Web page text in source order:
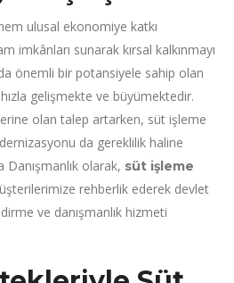
ulusal ekonomiye katkı
imkânları sunarak kırsal kalkınmayı
önemli bir potansiyele sahip olan
gelişmekte ve büyümektedir.
olan talep artarken, süt işleme
da gereklilik haline
olarak, süt işleme
rehberlik ederek devlet
ve danışmanlık hizmeti